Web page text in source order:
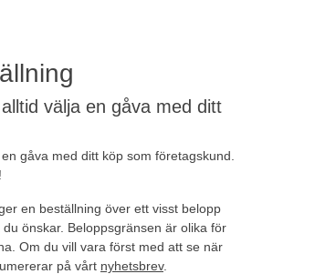
välja en gåva med ditt
gåva med ditt köp som företagskund.
en beställning över ett visst belopp
önskar. Beloppsgränsen är olika för
Om du vill vara först med att se när
på vårt nyhetsbrev.